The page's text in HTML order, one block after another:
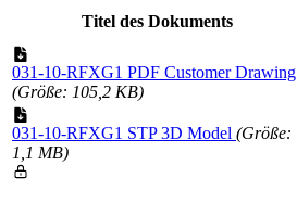
Titel des Dokuments
031-10-RFXG1 PDF Customer Drawing
(Größe: 105,2 KB)
031-10-RFXG1 STP 3D Model (Größe:
1,1 MB)